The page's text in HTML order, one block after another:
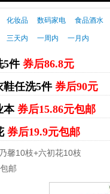
化妆品 数码家电 食品酒水
三天内 一周内 一月内
5件 券后86.8元
鞋任洗5件券后90元
本 券后15.86元包邮
券后19.9元包邮
馨10枝+六初花10枝
邮